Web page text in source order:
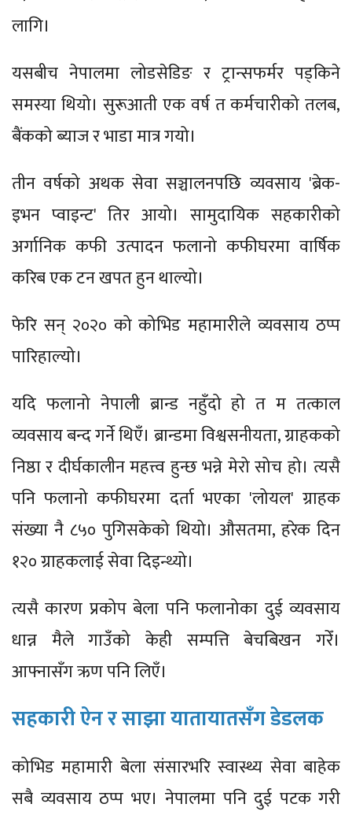
लागि।
यसबीच नेपालमा लोडसेडिङ र ट्रान्सफर्मर पड्किने
समस्या थियो। सुरूआती एक वर्ष त कर्मचारीको तलब,
बैंकको ब्याज र भाडा मात्र गयो।
तीन वर्षको अथक सेवा सञ्चालनपछि व्यवसाय 'ब्रेक-
इभन प्वाइन्ट' तिर आयो। सामुदायिक सहकारीको
अर्गानिक कफी उत्पादन फलानो कफीघरमा वार्षिक
करिब एक टन खपत हुन थाल्यो।
फेरि सन् २०२० को कोभिड महामारीले व्यवसाय ठप्प
पारिहाल्यो।
यदि फलानो नेपाली ब्रान्ड नहुँदो हो त म तत्काल
व्यवसाय बन्द गर्ने थिएँ। ब्रान्डमा विश्वसनीयता, ग्राहकको
निष्ठा र दीर्घकालीन महत्त्व हुन्छ भन्ने मेरो सोच हो। त्यसै
पनि फलानो कफीघरमा दर्ता भएका 'लोयल' ग्राहक
संख्या नै ८५० पुगिसकेको थियो। औसतमा, हरेक दिन
१२० ग्राहकलाई सेवा दिइन्थ्यो।
त्यसै कारण प्रकोप बेला पनि फलानोका दुई व्यवसाय
धान्न मैले गाउँको केही सम्पत्ति बेचबिखन गरेँ।
आफ्नासँग ऋण पनि लिएँ।
सहकारी ऐन र साझा यातायातसँग डेडलक
कोभिड महामारी बेला संसारभरि स्वास्थ्य सेवा बाहेक
सबै व्यवसाय ठप्प भए। नेपालमा पनि दुई पटक गरी